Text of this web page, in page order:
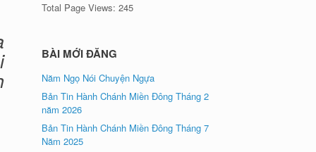
Total Page Views:245
BÀI MỚI ĐĂNG
Năm Ngọ Nói Chuyện Ngựa
Bản Tin Hành Chánh Miền Đông Tháng 2
năm 2026
Bản Tin Hành Chánh Miền Đông Tháng 7
Năm 2025